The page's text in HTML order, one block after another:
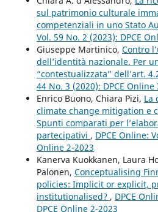
sul patrimonio culturale
competenziali in uno Stato
Vol. 59 No. 2 (2023): DPCE
Giuseppe Martinico, Contro
dell’identità nazionale. Per
“contestualizzata” dell’art.
44 No. 3 (2020): DPCE Online
Enrico Buono, Chiara Pizi, La
climate change mitigation e
Spunti comparati per
partecipativi , DPCE Online:
Online 2-2023
Kanerva Kuokkanen, Laura
Palonen, Conceptualising
policies: Implicit or explicit,
institutionalised? , DPCE
DPCE Online 2-2023